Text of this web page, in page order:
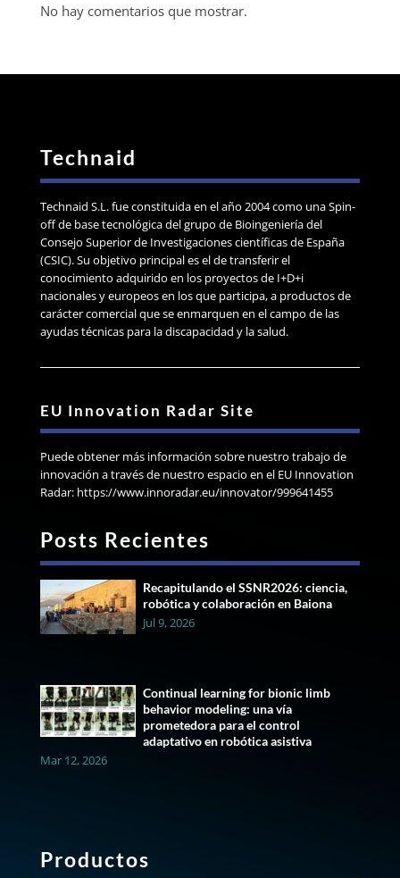
No hay comentarios que mostrar.
Technaid
Technaid S.L. fue constituida en el año 2004 como una Spin-
off de base tecnológica del grupo de Bioingeniería del
Consejo Superior de Investigaciones científicas de España
(CSIC). Su objetivo principal es el de transferir el
conocimiento adquirido en los proyectos de I+D+i
nacionales y europeos en los que participa, a productos de
carácter comercial que se enmarquen en el campo de las
ayudas técnicas para la discapacidad y la salud.
EU Innovation Radar Site
Puede obtener más información sobre nuestro trabajo de
innovación a través de nuestro espacio en el EU Innovation
Radar: https://www.innoradar.eu/innovator/999641455
Posts Recientes
Recapitulando el SSNR2026: ciencia,
robótica y colaboración en Baiona
Jul 9, 2026
Continual learning for bionic limb
behavior modeling: una vía
prometedora para el control
adaptativo en robótica asistiva
Mar 12, 2026
Productos